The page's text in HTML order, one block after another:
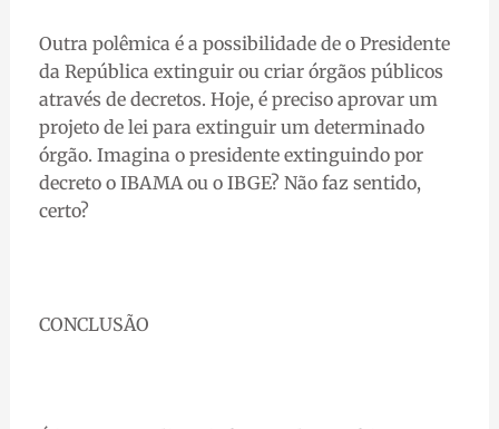
Outra polêmica é a possibilidade de o Presidente
da República extinguir ou criar órgãos públicos
através de decretos. Hoje, é preciso aprovar um
projeto de lei para extinguir um determinado
órgão. Imagina o presidente extinguindo por
decreto o IBAMA ou o IBGE? Não faz sentido,
certo?
CONCLUSÃO